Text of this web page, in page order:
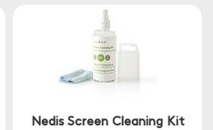
Nedis Screen Cleaning Kit